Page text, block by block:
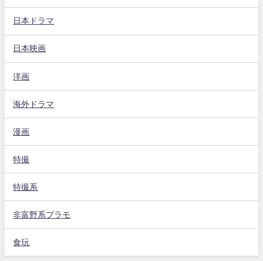
日本ドラマ
日本映画
洋画
海外ドラマ
漫画
特撮
特撮系
非富野系プラモ
食玩